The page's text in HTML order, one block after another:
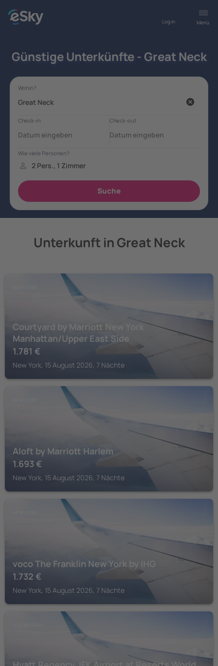
Menü
Log in
Günstige Unterkünfte - Great Neck
Unterkunft in Great Neck
Courtyard by Marriott New York
Manhattan/Upper East Side
1.781 €
New York, 15 August 2026, 7 Nächte
Aloft by Marriott Harlem
1.693 €
New York, 15 August 2026, 7 Nächte
voco The Franklin New York by IHG
1.732 €
New York, 15 August 2026, 7 Nächte